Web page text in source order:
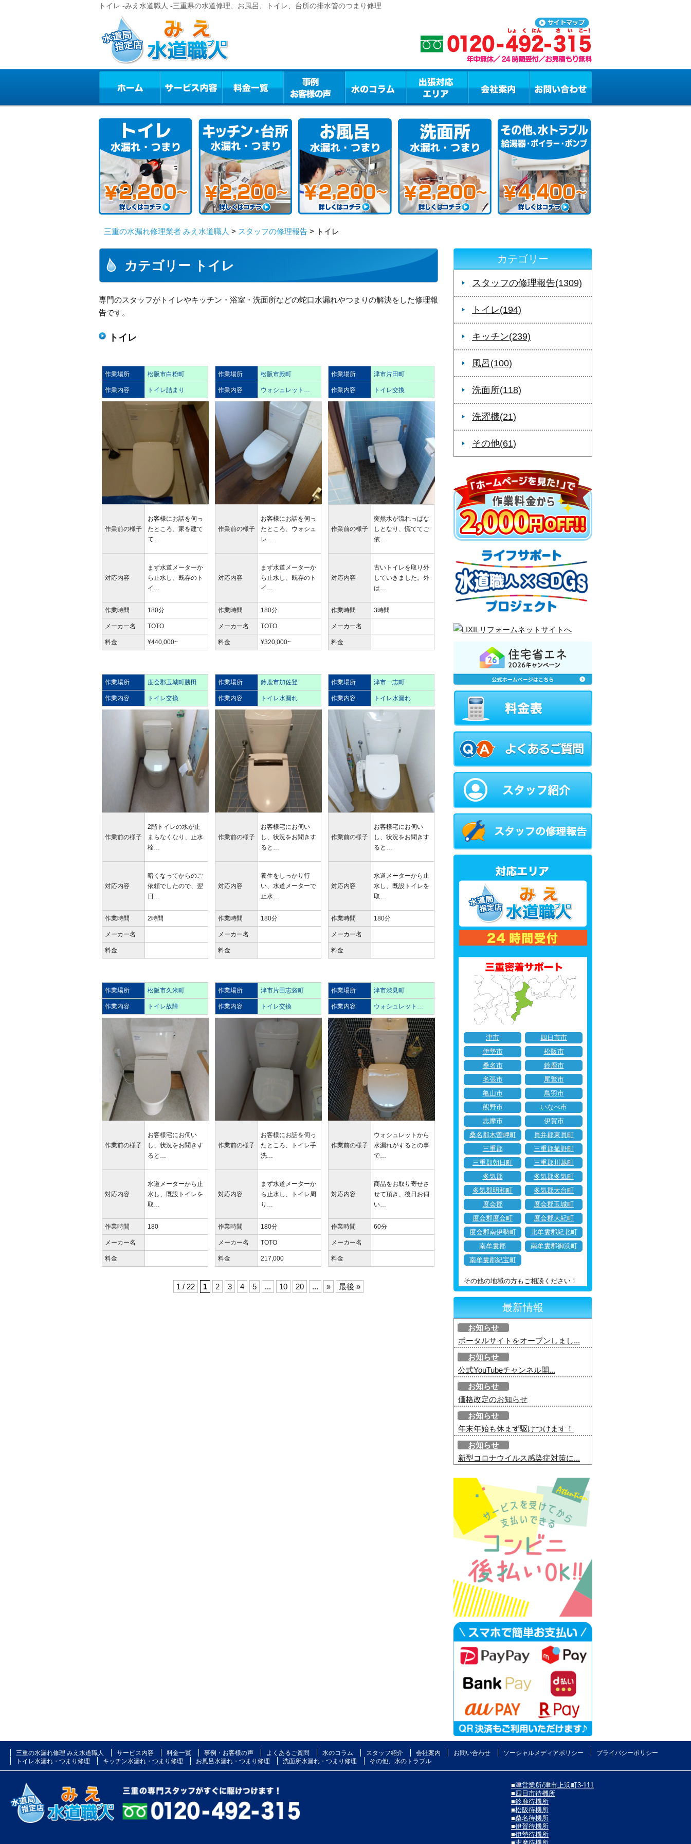
トイレ -みえ水道職人 -三重県の水道修理、お風呂、トイレ、台所の排水管のつまり修理
三重の水漏れ修理業者 みえ水道職人 > スタッフの修理報告 > トイレ
カテゴリー トイレ
専門のスタッフがトイレやキッチン・浴室・洗面所などの蛇口水漏れやつまりの解決をした修理報
告です。
トイレ
作業場所 松阪市白粉町
作業内容 トイレ詰まり
作業前の様子
お客様にお話を伺っ
たところ、家を建て
て…
対応内容
まず水道メーターか
ら止水し、既存のト
イ…
作業時間 180分
メーカー名 TOTO
料金 ¥440,000~
作業場所 松阪市殿町
作業内容 ウォシュレット…
作業前の様子
お客様にお話を伺っ
たところ、ウォシュ
レ…
対応内容
まず水道メーターか
ら止水し、既存のト
イ…
作業時間 180分
メーカー名 TOTO
料金 ¥320,000~
作業場所 津市片田町
作業内容 トイレ交換
作業前の様子
突然水が流れっぱな
しとなり、慌ててご
依…
対応内容
古いトイレを取り外
していきました。外
は…
作業時間 3時間
メーカー名
料金
作業場所 度会郡玉城町勝田
作業内容 トイレ交換
作業前の様子
2階トイレの水が止
まらなくなり、止水
栓…
対応内容
暗くなってからのご
依頼でしたので、翌
日…
作業時間 2時間
メーカー名
料金
作業場所 鈴鹿市加佐登
作業内容 トイレ水漏れ
作業前の様子
お客様宅にお伺い
し、状況をお聞きす
ると…
対応内容
養生をしっかり行
い、水道メーターで
止水…
作業時間 180分
メーカー名
料金
作業場所 津市一志町
作業内容 トイレ水漏れ
作業前の様子
お客様宅にお伺い
し、状況をお聞きす
ると…
対応内容
水道メーターから止
水し、既設トイレを
取…
作業時間 180分
メーカー名
料金
作業場所 松阪市久米町
作業内容 トイレ故障
作業前の様子
お客様宅にお伺い
し、状況をお聞きす
ると…
対応内容
水道メーターから止
水し、既設トイレを
取…
作業時間 180
メーカー名
料金
作業場所 津市片田志袋町
作業内容 トイレ交換
作業前の様子
お客様にお話を伺っ
たところ、トイレ手
洗…
対応内容
まず水道メーターか
ら止水し、トイレ周
り…
作業時間 180分
メーカー名 TOTO
料金 217,000
作業場所 津市渋見町
作業内容 ウォシュレット…
作業前の様子
ウォシュレットから
水漏れがするとの事
で…
対応内容
商品をお取り寄せさ
せて頂き、後日お伺
い…
作業時間 60分
メーカー名
料金
1 / 22 1 2 3 4 5 ... 10 20 ... » 最後 »
カテゴリー
スタッフの修理報告(1309)
トイレ(194)
キッチン(239)
風呂(100)
洗面所(118)
洗濯機(21)
その他(61)
津市
四日市市
伊勢市
松阪市
桑名市
鈴鹿市
名張市
尾鷲市
亀山市
鳥羽市
熊野市
いなべ市
志摩市
伊賀市
桑名郡木曽岬町
員弁郡東員町
三重郡
三重郡菰野町
三重郡朝日町
三重郡川越町
多気郡
多気郡多気町
多気郡明和町
多気郡大台町
度会郡
度会郡玉城町
度会郡度会町
度会郡大紀町
度会郡南伊勢町
北牟婁郡紀北町
南牟婁郡
南牟婁郡御浜町
南牟婁郡紀宝町
その他の地域の方もご相談ください！
最新情報
お知らせ
ポータルサイトをオープンしまし...
お知らせ
公式YouTubeチャンネル開...
お知らせ
価格改定のお知らせ
お知らせ
年末年始も休まず駆けつけます！
お知らせ
新型コロナウイルス感染症対策に...
三重の水漏れ修理 みえ水道職人 サービス内容 料金一覧 事例・お客様の声 よくあるご質問 水のコラム スタッフ紹介 会社案内 お問い合わせ ソーシャルメディアポリシー
プライバシーポリシー
トイレ水漏れ・つまり修理
キッチン水漏れ・つまり修理 お風呂水漏れ・つまり修理 洗面所水漏れ・つまり修理 その他、水のトラブル
■津営業所/津市上浜町3-111
■四日市待機所
■鈴鹿待機所
■松阪待機所
■桑名待機所
■伊賀待機所
■伊勢待機所